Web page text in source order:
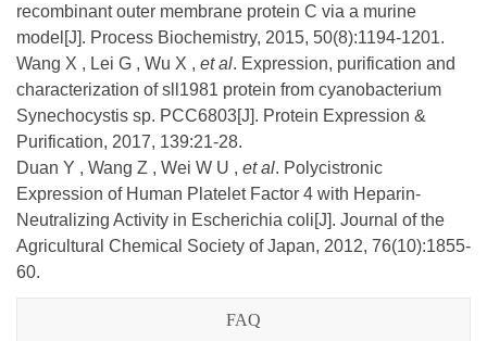
recombinant outer membrane protein C via a murine
model[J]. Process Biochemistry, 2015, 50(8):1194-1201.
Wang X , Lei G , Wu X , et al. Expression, purification and
characterization of sll1981 protein from cyanobacterium
Synechocystis sp. PCC6803[J]. Protein Expression &
Purification, 2017, 139:21-28.
Duan Y , Wang Z , Wei W U , et al. Polycistronic
Expression of Human Platelet Factor 4 with Heparin-
Neutralizing Activity in Escherichia coli[J]. Journal of the
Agricultural Chemical Society of Japan, 2012, 76(10):1855-
60.
FAQ